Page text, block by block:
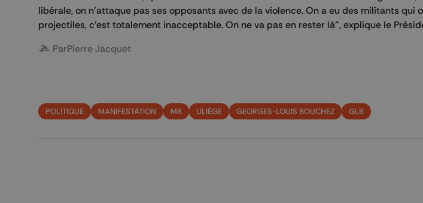
libérale, on n'attaque pas ses opposants avec de la violence. On a eu des militants qui
projectiles, c'est totalement inacceptable. On ne va pas en rester là", explique le
ParPierre Jacquet
POLITIQUE MANIFESTATION MR ULIÈGE GEORGES-LOUIS BOUCHEZ GLB